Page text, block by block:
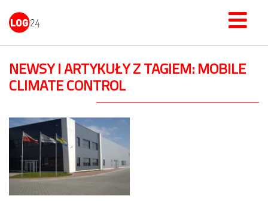
NEWSY I ARTYKUŁY Z TAGIEM: MOBILE
CLIMATE CONTROL